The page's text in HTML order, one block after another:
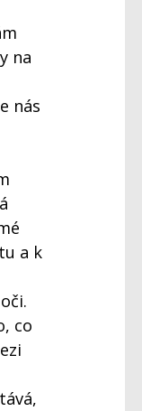
na
nás
a k
co